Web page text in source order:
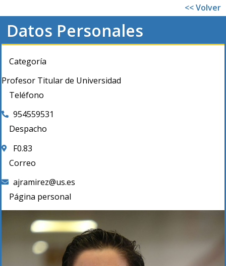
<< Volver
Datos Personales
Categoría
Profesor Titular de Universidad
Teléfono
954559531
Despacho
F0.83
Correo
ajramirez@us.es
Página personal